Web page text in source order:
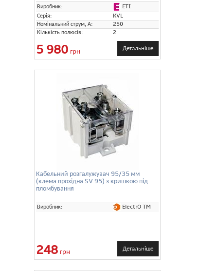
Виробник:
ETI
Серія:
KVL
Номінальний струм, А:
250
Кількість полюсів:
2
5 980 грн Детальніше
Кабельний розгалужувач 95/35 мм
(клема прохідна SV 95) з кришкою під
пломбування
Виробник: ElectrO TM
248 грн Детальніше